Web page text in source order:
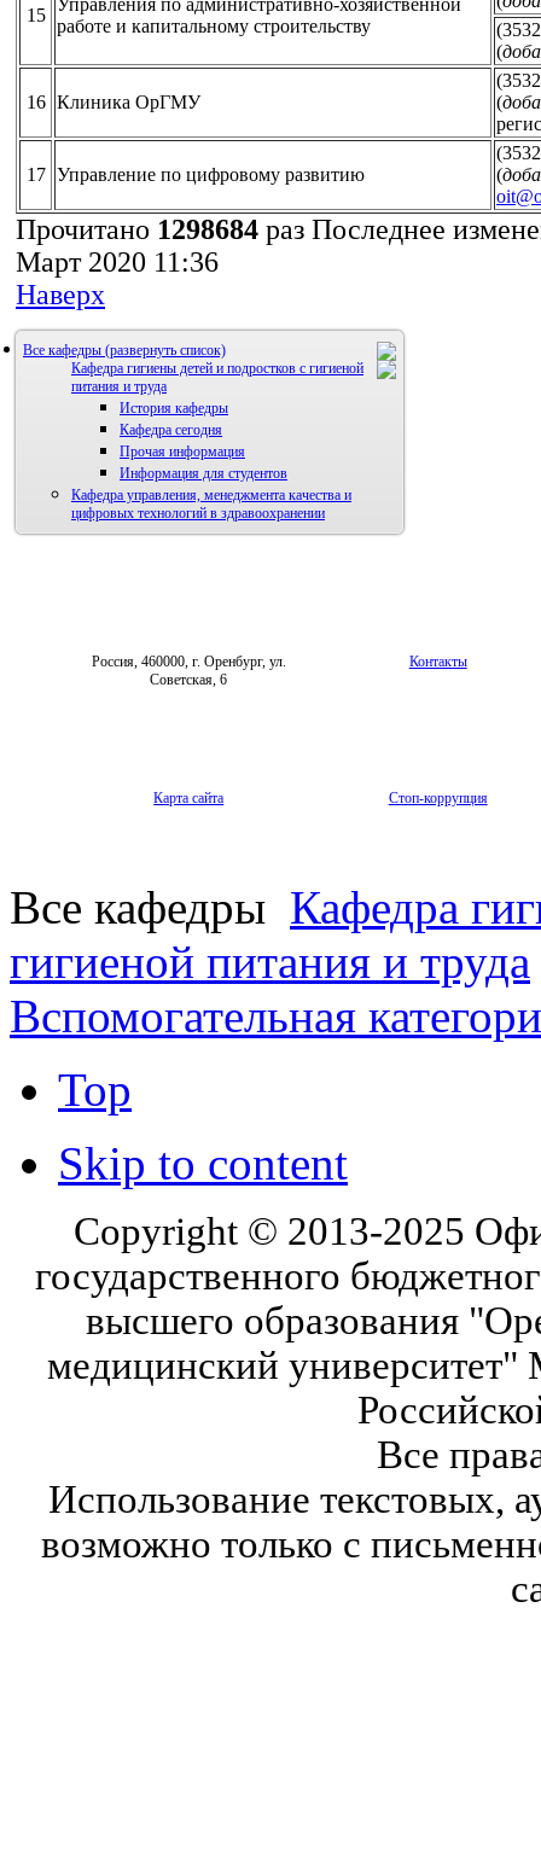
15
Управления по административно-хозяйственной
работе и капитальному строительству
(
16 Клиника ОрГМУ
(
17 Управление по цифровому развитию
(
Прочитано 1298684 раз Последнее
Март 2020 11:36
Наверх
Все кафедры
Кафедра гигиены детей и подростков с гигиеной
питания и труда
История кафедры
Кафедра сегодня
Прочая информация
Информация для студентов
Кафедра управления, менеджмента качества и
цифровых технологий в здравоохранении
Россия, 460000, г. Оренбург, ул.
Советская, 6
Контакты
Карта сайта Стоп-коррупция
Все кафедры Кафедра
гигиеной питания и труда
Вспомогательная
Top
Skip to content
Copyright © 2013-2025
государственного
высшего образования
медицинский университет"
Все
Использование текстовых,
возможно только с